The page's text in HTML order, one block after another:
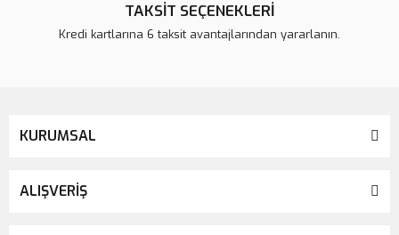
TAKSİT SEÇENEKLERİ
Kredi kartlarına 6 taksit avantajlarından yararlanın.
KURUMSAL
ALIŞVERİŞ